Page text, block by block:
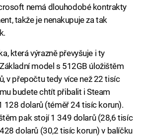
nemá dlouhodobé kontrakty
takže je nenakupuje za tak
která výrazně převyšuje i ty
model s 512GB úložištěm
v přepočtu tedy více než 22 tisíc
budete chtít přibalit i Steam
128 dolarů (téměř 24 tisíc korun).
pak stojí 1 349 dolarů (28,6 tisíc
dolarů (30,2 tisíc korun) v balíčku